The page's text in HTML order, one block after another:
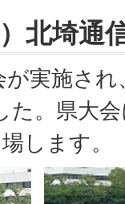
北埼通
実施さ
た。県大
します。